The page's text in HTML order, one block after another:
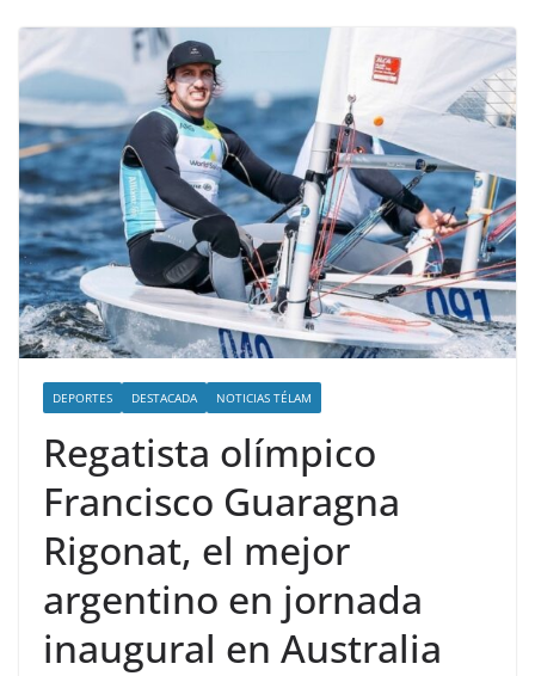
DEPORTES DESTACADA NOTICIAS TÉLAM
Regatista olímpico
Francisco Guaragna
Rigonat, el mejor
argentino en jornada
inaugural en Australia